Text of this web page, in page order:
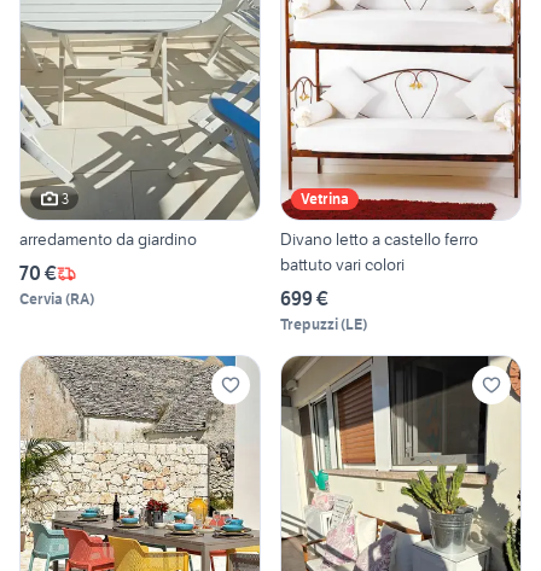
3
arredamento da giardino
70 €
Cervia (RA)
Vetrina
Divano letto a castello ferro
battuto vari colori
699 €
Trepuzzi(LE)